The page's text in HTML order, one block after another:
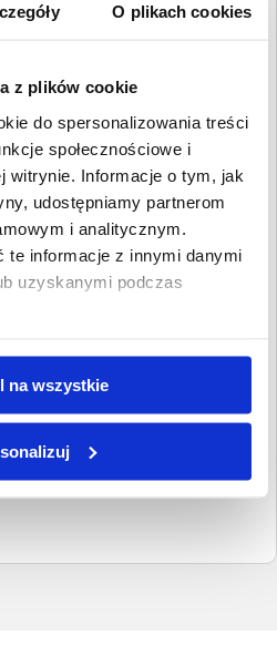
O plikach cookies
z plików cookie
do spersonalizowania treści
społecznościowe i
witrynie. Informacje o tym, jak
udostępniamy partnerom
i analitycznym.
te informacje z innymi danymi
uzyskanymi podczas
na wszystkie
nazwę
Wysokość długu
Wyczyść Szukaj
2, Łączna wartość:8 558,11 PLN
7 026,32 PLN